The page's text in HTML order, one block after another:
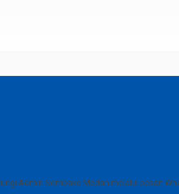
Admin Sembako Medan melalui pesan